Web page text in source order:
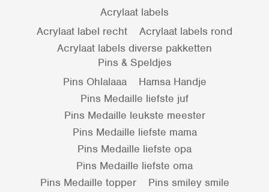
Acrylaat labels
Acrylaat label recht
Acrylaat labels rond
Acrylaat labels diverse pakketten
Pins & Speldjes
Pins Ohlalaaa
Hamsa Handje
Pins Medaille liefste juf
Pins Medaille leukste meester
Pins Medaille liefste mama
Pins Medaille liefste opa
Pins Medaille liefste oma
Pins Medaille topper
Pins smiley smile